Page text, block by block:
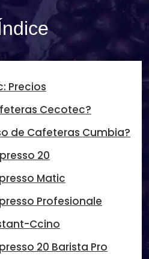
Precios
Cecotec?
de Cafeteras Cumbia?
20
Matic
Profesionale
Ccino
20 Barista Pro